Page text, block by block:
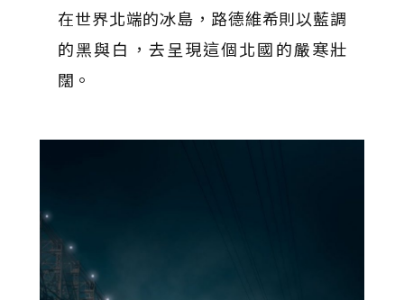
在世界北端的冰島，路德維希則以藍調
的黑與白，去呈現這個北國的嚴寒壯
闊。